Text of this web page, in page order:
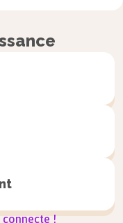
connecte !